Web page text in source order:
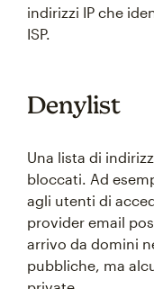
indirizzi IP che
ISP.
Denylist
Una lista di
bloccati. Ad
agli utenti di
provider email
arrivo da domini
pubbliche, ma